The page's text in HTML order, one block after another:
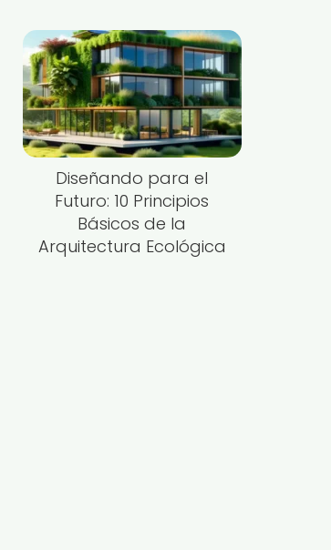
Diseñando para el
Futuro: 10 Principios
Básicos de la
Arquitectura Ecológica